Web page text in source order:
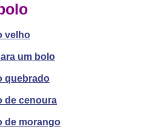
velho
um bolo
quebrado
de cenoura
de morango